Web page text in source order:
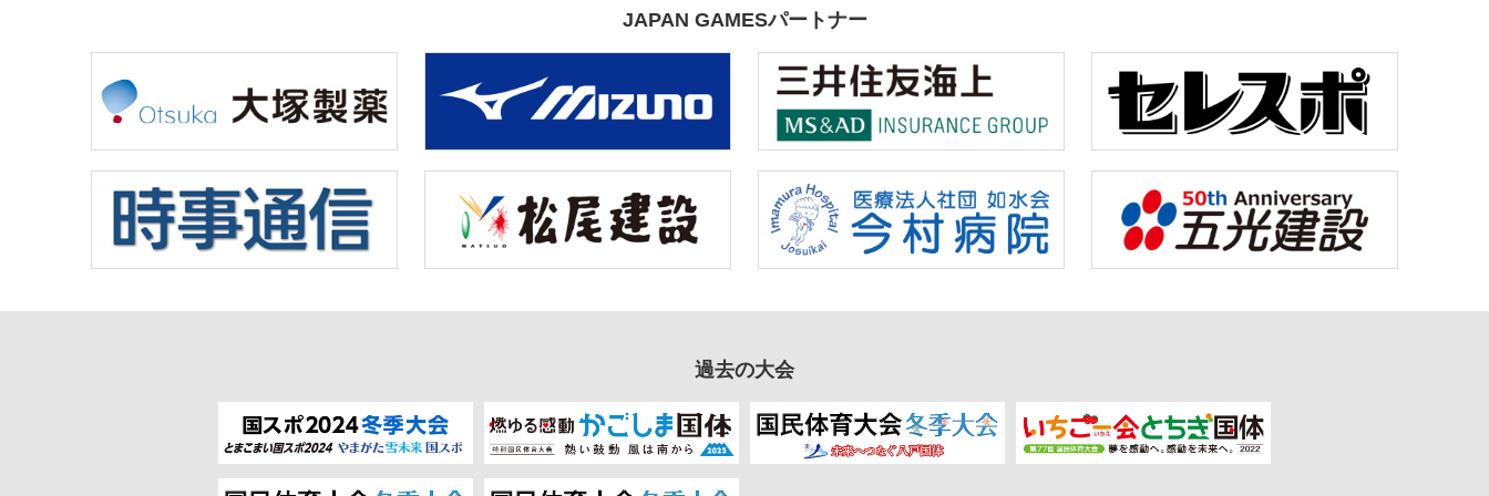
10月
6日(日)
7日(月)
8日(火)
9日(水) 10日(木)
11日(金)
12日(土)
13日(日) 14日(月) 15日(火)
取材記事
フォトギャラリー
柔道
ライフル射撃 剣道
ラグビーフットボール カヌー
アーチェリー 空手道 銃剣道
クレー射撃 なぎなた ボウリング
ゴルフ トライアスロン 高等学校野球
開催地情報 公式SNS お問い合わせ 推奨環境 よくあるご質問
JAPAN GAMESパートナー
過去の大会